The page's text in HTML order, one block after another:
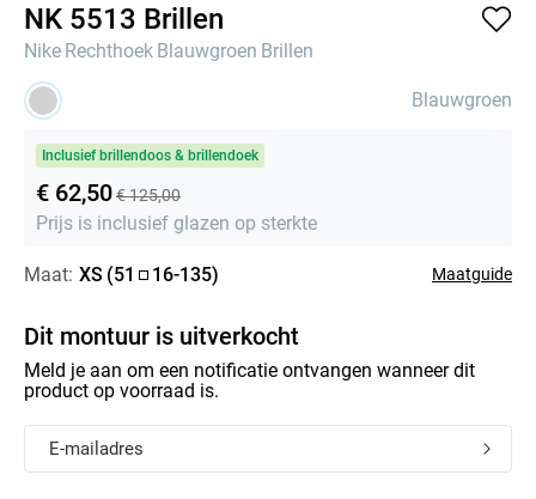
NK 5513 Brillen
Nike Rechthoek Blauwgroen Brillen
Blauwgroen
Inclusief brillendoos & brillendoek
€ 62,50€ 125,00
Prijs is inclusief glazen op sterkte
Maat: XS (51 16-135) Maatguide
Dit montuur is uitverkocht
Meld je aan om een notificatie ontvangen wanneer dit
product op voorraad is.